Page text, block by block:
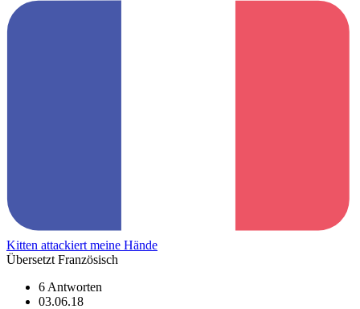
Kitten attackiert meine Hände
Übersetzt Französisch
6 Antworten
03.06.18